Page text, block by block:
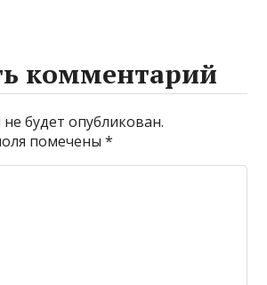
комментарий
будет опубликован.
помечены*